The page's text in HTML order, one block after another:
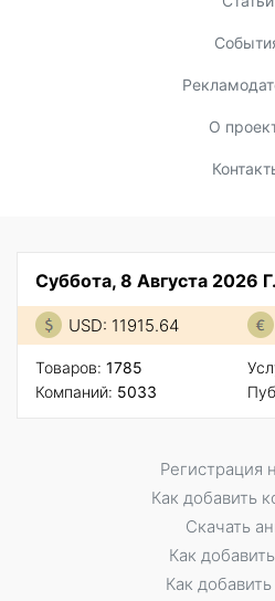
О
Суббота, 8 Августа 2026 Г.
USD: 11915.64
Товаров: 1785
Компаний: 5033
Регистрация
Как добавить
Скачать
Как
Как